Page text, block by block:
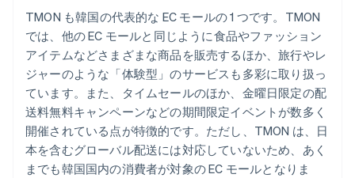
TMON も韓国の代表的な EC モールの 1 つです。TMON
では、他の EC モールと同じように食品やファッション
アイテムなどさまざまな商品を販売するほか、旅行やレ
ジャーのような「体験型」のサービスも多彩に取り扱っ
ています。また、タイムセールのほか、金曜日限定の配
送料無料キャンペーンなどの期間限定イベントが数多く
開催されている点が特徴的です。ただし、TMON は、日
本を含むグローバル配送には対応していないため、あく
までも韓国国内の消費者が対象の EC モールとなりま